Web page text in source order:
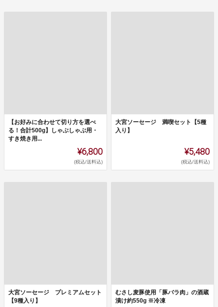
【お好みに合わせて切り方を選べ
る！合計500g】しゃぶしゃぶ用・
すき焼き用...
¥6,800
(税込/送料込)
大宮ソーセージ 満喫セット【5種
入り】
¥5,480
(税込/送料込)
大宮ソーセージ プレミアムセット
【9種入り】
むさし麦豚使用「豚バラ肉」の酒蔵
漬け約550g ※冷凍